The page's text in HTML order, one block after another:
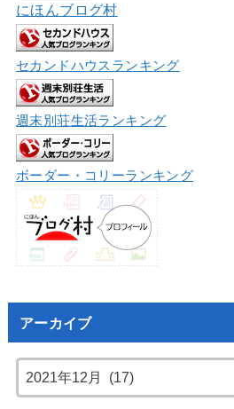
にほんブログ村
セカンドハウスランキング
週末別荘生活ランキング
ボーダー・コリーランキング
アーカイブ